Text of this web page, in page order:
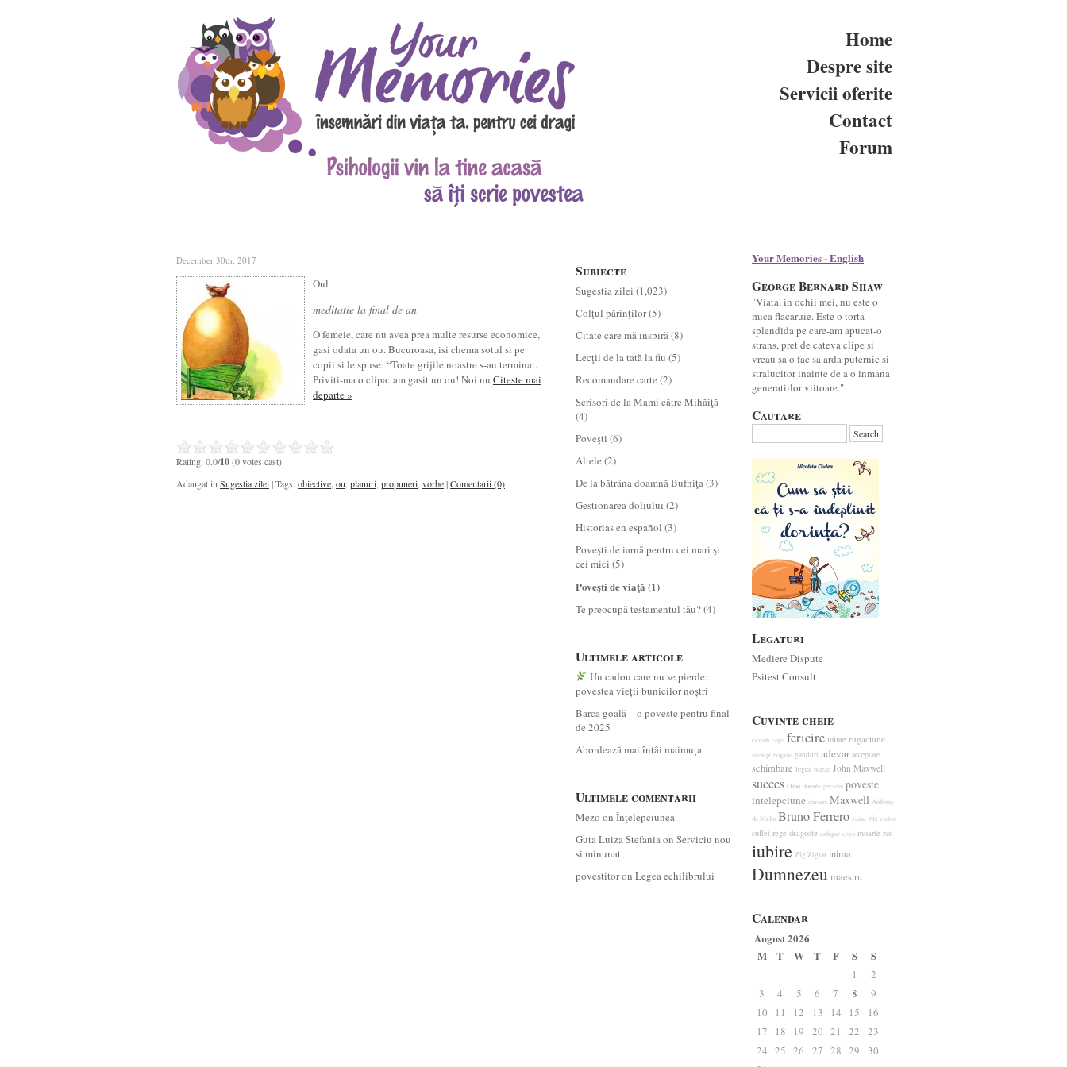
Home
Despre site
Servicii oferite
Contact
Forum
December 30th, 2017
Oul
meditatie la final de an
O femeie, care nu avea prea multe resurse economice,
gasi odata un ou. Bucuroasa, isi chema sotul si pe
copii si le spuse: “Toate grijile noastre s-au terminat.
Priviti-ma o clipa: am gasit un ou! Noi nu Citeste mai
departe »
Rating: 0.0/10(0 votes cast)
Adaugat in Sugestia zilei| Tags:obiective ou planuri propuneri vorbe|Comentarii (0)
Subiecte
Sugestia zilei (1,023)
Colţul părinţilor(5)
Citate care mă inspiră(8)
Lecţii de la tată la fiu (5)
Recomandare carte (2)
Scrisori de la Mami către Mihăiţă
(4)
Poveşti (6)
Altele (2)
De la bătrâna doamnă Bufniţa(3)
Gestionarea doliului (2)
Historias en español (3)
Poveşti de iarnă pentru cei mari şi
cei mici (5)
Poveşti de viaţă (1)
Te preocupă testamentul tău?(4)
Ultimele articole
Un cadou care nu se pierde:
povestea vieții bunicilor noștri
Barca goală – o poveste pentru final
de 2025
Abordează mai întâi maimuța
Ultimele comentarii
Mezo on Înţelepciunea
Guta Luiza Stefaniaon Serviciu nou
si minunat
povestitoron Legea echilibrului
Your Memories - English
George Bernard Shaw
"Viata, in ochii mei, nu este o
mica flacaruie. Este o torta
splendida pe care-am apucat-o
strans, pret de cateva clipe si
vreau sa o fac sa arda puternic si
stralucitor inainte de a o inmana
generatiilor viitoare."
Cautare
Legaturi
Mediere Dispute
Psitest Consult
Cuvinte cheie
ceilalti copil fericire minte rugaciune
intelept bogatie ganduri adevar acceptare
schimbare legea batran John Maxwell
succes Osho dorinta prezent poveste
intelepciune univers Maxwell Anthony
de Mello Bruno Ferrero caine vis cadou
suflet rege dragoste calugar copii moarte zen
iubire Zig Ziglar inima
Dumnezeu maestru
Calendar
August 2026
M
T W T F S S
1
2
3
4 5 6 7 8
9
10
11 12 13 14 15
16
17
18 19 20 21 22
23
24 25 26 27 28 29
30